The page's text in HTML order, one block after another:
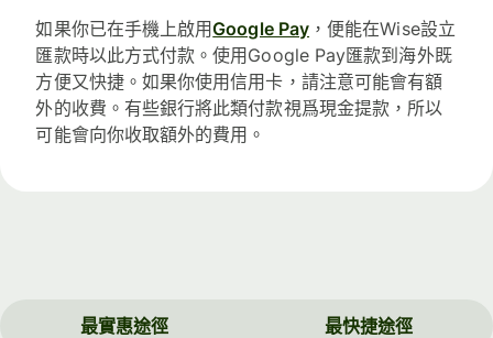
如果你已在手機上啟用Google Pay ，便能在Wise設立
匯款時以此方式付款。使用Google Pay匯款到海外既
方便又快捷。如果你使用信用卡，請注意可能會有額
外的收費。有些銀行將此類付款視爲現金提款，所以
可能會向你收取額外的費用。
最實惠途徑 最快捷途徑